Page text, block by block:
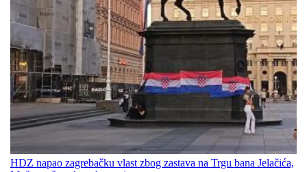
HDZ napao zagrebačku vlast zbog zastava na Trgu bana Jelačića,